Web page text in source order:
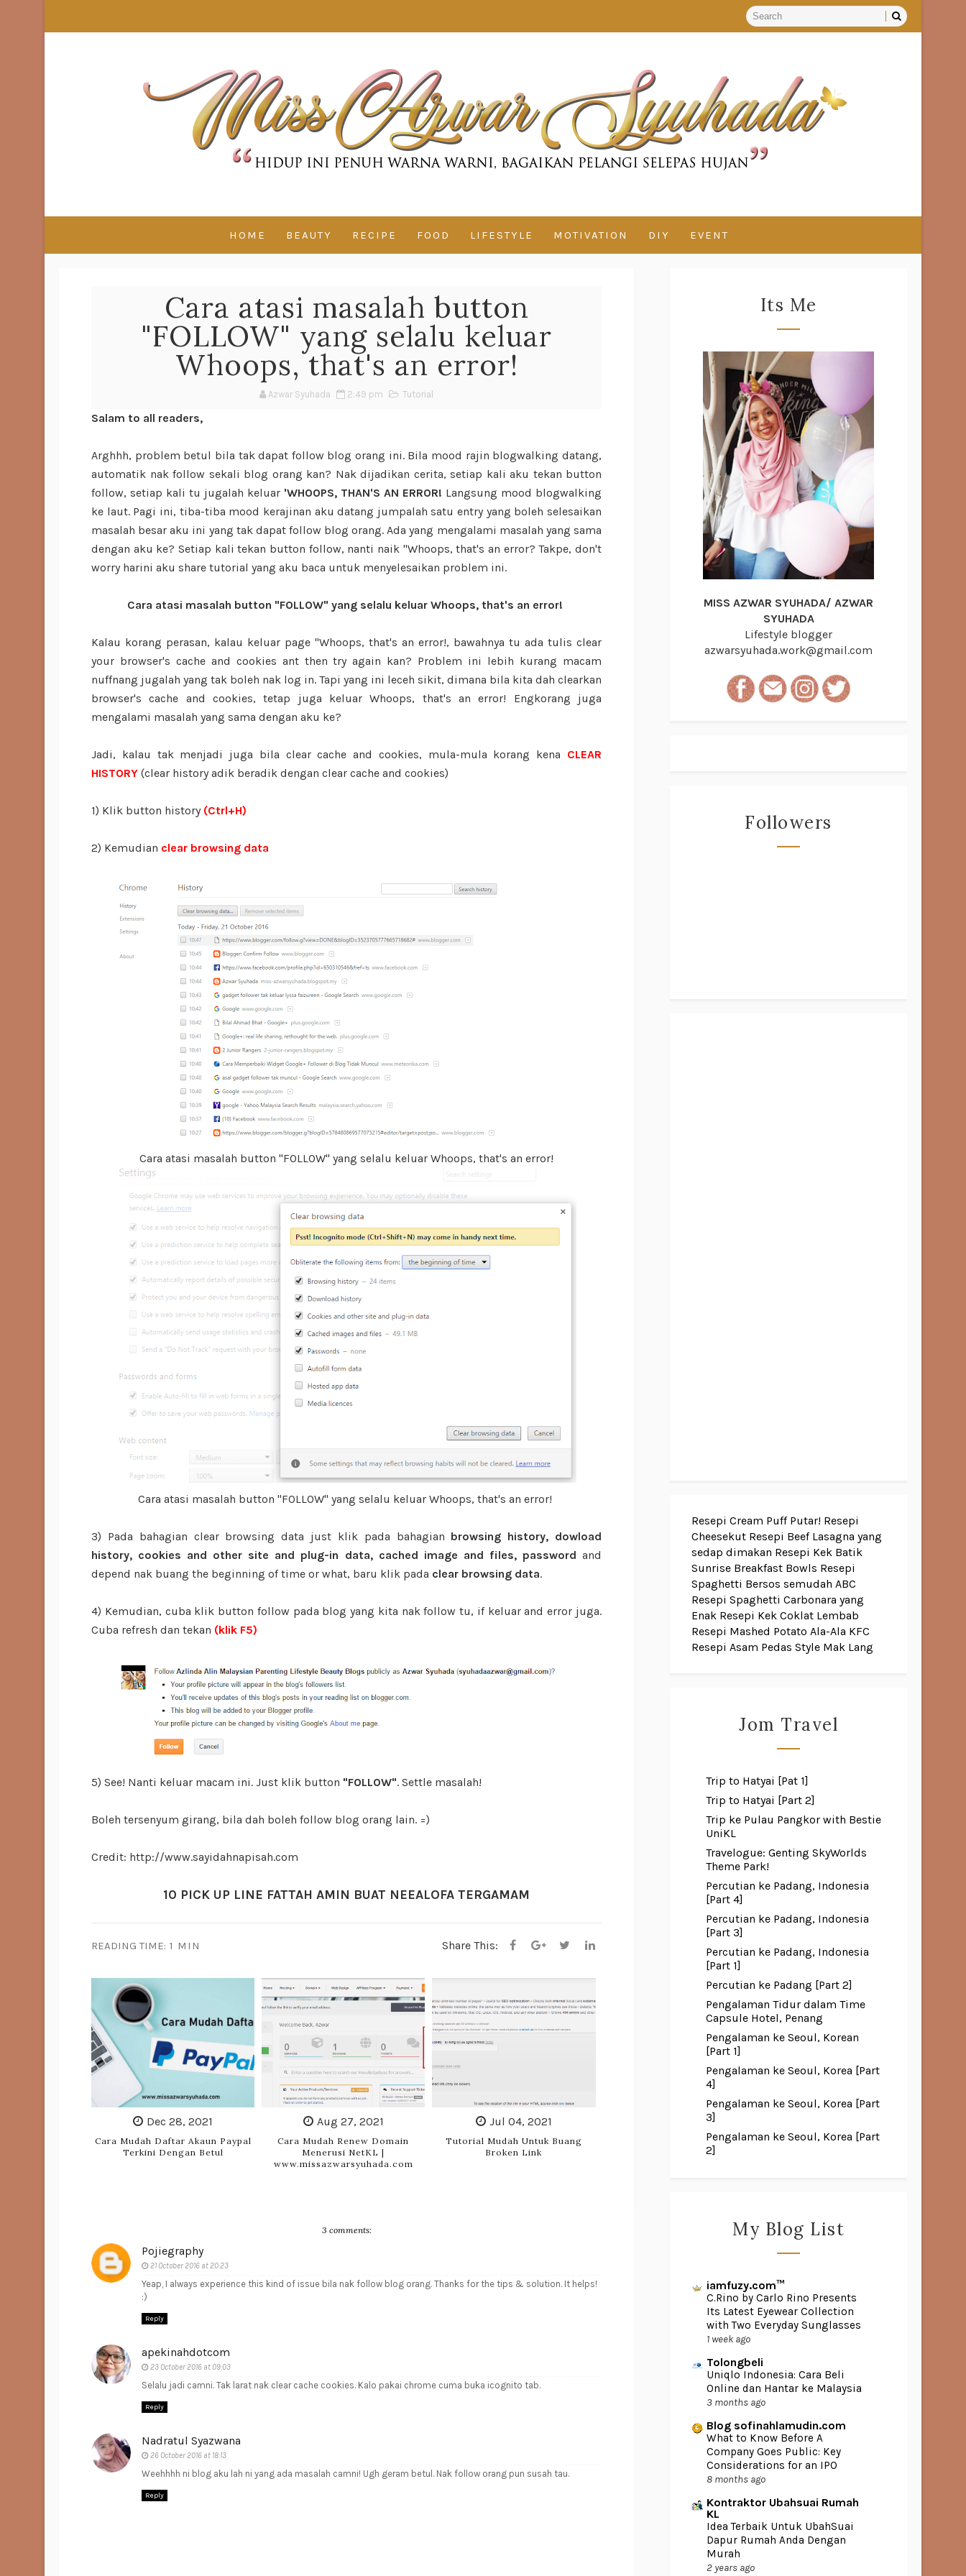
HOME BEAUTY RECIPE FOOD LIFESTYLE MOTIVATION DIY EVENT
Cara atasi masalah button
"FOLLOW" yang selalu keluar
Whoops, that's an error!
Azwar Syuhada 2:49 pm Tutorial
Salam to all readers,
Arghhh, problem betul bila tak dapat follow blog orang ini. Bila mood rajin blogwalking datang,
automatik nak follow sekali blog orang kan? Nak dijadikan cerita, setiap kali aku tekan button
follow, setiap kali tu jugalah keluar 'WHOOPS, THAN'S AN ERROR! Langsung mood blogwalking
ke laut. Pagi ini, tiba-tiba mood kerajinan aku datang jumpalah satu entry yang boleh selesaikan
masalah besar aku ini yang tak dapat follow blog orang. Ada yang mengalami masalah yang sama
dengan aku ke? Setiap kali tekan button follow, nanti naik "Whoops, that's an error? Takpe, don't
worry harini aku share tutorial yang aku baca untuk menyelesaikan problem ini.
Cara atasi masalah button "FOLLOW" yang selalu keluar Whoops, that's an error!
Kalau korang perasan, kalau keluar page "Whoops, that's an error!, bawahnya tu ada tulis clear
your browser's cache and cookies ant then try again kan? Problem ini lebih kurang macam
nuffnang jugalah yang tak boleh nak log in. Tapi yang ini leceh sikit, dimana bila kita dah clearkan
browser's cache and cookies, tetap juga keluar Whoops, that's an error! Engkorang juga
mengalami masalah yang sama dengan aku ke?
Jadi, kalau tak menjadi juga bila clear cache and cookies, mula-mula korang kena CLEAR
HISTORY (clear history adik beradik dengan clear cache and cookies)
1) Klik button history (Ctrl+H)
2) Kemudian clear browsing data
Cara atasi masalah button "FOLLOW" yang selalu keluar Whoops, that's an error!
Cara atasi masalah button "FOLLOW" yang selalu keluar Whoops, that's an error!
3) Pada bahagian clear browsing data just klik pada bahagian browsing history, dowload
history, cookies and other site and plug-in data, cached image and files, password and
depend nak buang the beginning of time or what, baru klik pada clear browsing data.
4) Kemudian, cuba klik button follow pada blog yang kita nak follow tu, if keluar and error juga.
Cuba refresh dan tekan (klik F5)
5) See! Nanti keluar macam ini. Just klik button "FOLLOW". Settle masalah!
Boleh tersenyum girang, bila dah boleh follow blog orang lain. =)
Credit: http://www.sayidahnapisah.com
10 PICK UP LINE FATTAH AMIN BUAT NEEALOFA TERGAMAM
READING TIME: 1 MIN Share This:
Dec 28, 2021
Cara Mudah Daftar Akaun Paypal
Terkini Dengan Betul
Aug 27, 2021
Cara Mudah Renew Domain
Menerusi NetKL |
www.missazwarsyuhada.com
Jul 04, 2021
Tutorial Mudah Untuk Buang
Broken Link
3 comments:
Pojiegraphy
21 October 2016 at 20:23
Yeap, I always experience this kind of issue bila nak follow blog orang. Thanks for the tips & solution. It helps!
:)
Reply
apekinahdotcom
23 October 2016 at 09:03
Selalu jadi camni. Tak larat nak clear cache cookies. Kalo pakai chrome cuma buka icognito tab.
Reply
Nadratul Syazwana
26 October 2016 at 18:13
Weehhhh ni blog aku lah ni yang ada masalah camni! Ugh geram betul. Nak follow orang pun susah tau.
Reply
Its Me
MISS AZWAR SYUHADA/ AZWAR
SYUHADA
Lifestyle blogger
azwarsyuhada.work@gmail.com
Followers
Resepi Cream Puff Putar! Resepi
Cheesekut Resepi Beef Lasagna yang
sedap dimakan Resepi Kek Batik
Sunrise Breakfast Bowls Resepi
Spaghetti Bersos semudah ABC
Resepi Spaghetti Carbonara yang
Enak Resepi Kek Coklat Lembab
Resepi Mashed Potato Ala-Ala KFC
Resepi Asam Pedas Style Mak Lang
Jom Travel
Trip to Hatyai [Pat 1]
Trip to Hatyai [Part 2]
Trip ke Pulau Pangkor with Bestie
UniKL
Travelogue: Genting SkyWorlds
Theme Park!
Percutian ke Padang, Indonesia
[Part 4]
Percutian ke Padang, Indonesia
[Part 3]
Percutian ke Padang, Indonesia
[Part 1]
Percutian ke Padang [Part 2]
Pengalaman Tidur dalam Time
Capsule Hotel, Penang
Pengalaman ke Seoul, Korean
[Part 1]
Pengalaman ke Seoul, Korea [Part
4]
Pengalaman ke Seoul, Korea [Part
3]
Pengalaman ke Seoul, Korea [Part
2]
My Blog List
iamfuzy.com™
C.Rino by Carlo Rino Presents
Its Latest Eyewear Collection
with Two Everyday Sunglasses
1 week ago
Tolongbeli
Uniqlo Indonesia: Cara Beli
Online dan Hantar ke Malaysia
3 months ago
Blog sofinahlamudin.com
What to Know Before A
Company Goes Public: Key
Considerations for an IPO
8 months ago
Kontraktor Ubahsuai Rumah
KL
Idea Terbaik Untuk UbahSuai
Dapur Rumah Anda Dengan
Murah
2 years ago